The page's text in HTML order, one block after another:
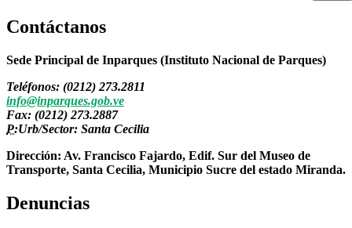
Contáctanos
Sede Principal de Inparques (Instituto Nacional de Parques)
Teléfonos: (0212) 273.2811
info@inparques.gob.ve
Fax: (0212) 273.2887
P:Urb/Sector: Santa Cecilia
Dirección: Av. Francisco Fajardo, Edif. Sur del Museo de
Transporte, Santa Cecilia, Municipio Sucre del estado Miranda.
Denuncias